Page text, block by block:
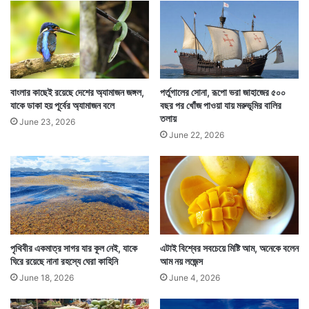
রাজস্থানের আলোয়ার জেলার বুক চিরে ছুটে চলা ভারতের এই
সবচেয়ে ছোট নদীর নাম আরবরি। বর্ষায় এই নদী যেমন পুষ্ট হয়ে
ওঠে, তেমনই এর ২ ধার সবুজে ভরে যায়। ছবির মত সুন্দর দেখায়
নদী ও তার চারধারকে।
,
৫
প্রি
ল
,
২
০
২
বাংলার কাছেই রয়েছে দেশের অ্যামাজন জঙ্গল,
যাকে ডাকা হয় পূর্বের অ্যামাজন বলে
June 23, 2026
পর্তুগালের সোনা, রূপো ভরা জাহাজের ৫০০
বছর পর খোঁজ পাওয়া যায় মরুভূমির বালির
তলায়
June 22, 2026
পৃথিবীর একমাত্র সাগর যার কূল নেই, যাকে
ঘিরে রয়েছে নানা রহস্যে ঘেরা কাহিনি
June 18, 2026
এটাই বিশ্বের সবচেয়ে মিষ্টি আম, অনেকে বলেন
আম নয় লজেন্স
June 4, 2026